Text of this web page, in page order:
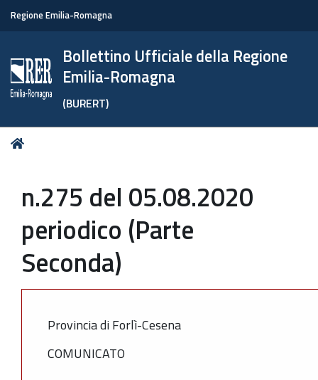
Regione Emilia-Romagna
Bollettino Ufficiale della Regione
Emilia-Romagna
(BURERT)
Tu
n.275 del 05.08.2020
periodico (Parte
Seconda)
Provincia di Forlì-Cesena
COMUNICATO